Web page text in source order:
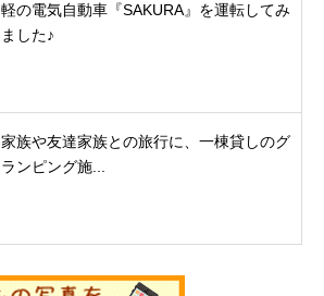
軽の電気自動車『SAKURA』を運転してみ
ました♪
家族や友達家族との旅行に、一棟貸しのグ
ランピング施...